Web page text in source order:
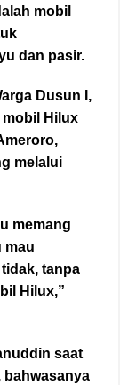
mobil
dan pasir.
Dusun I,
mobil Hilux
melalui
memang
mau
tanpa
Hilux,”
saat
bahwasanya